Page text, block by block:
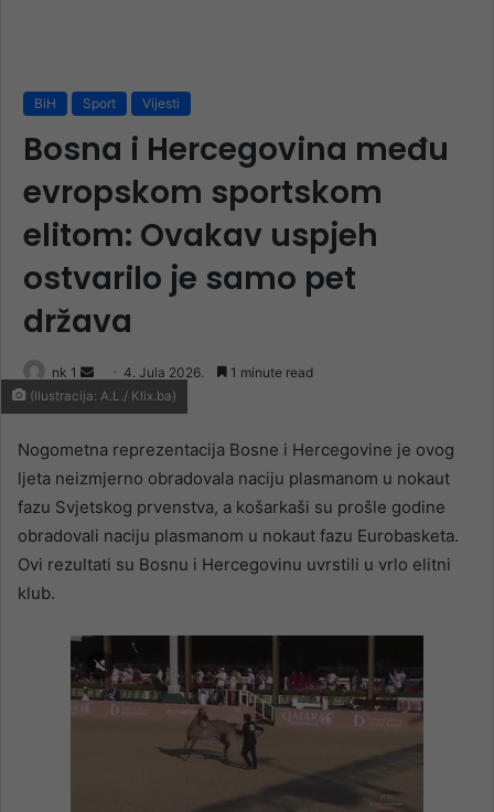
BiH Sport Vijesti
Bosna i Hercegovina među
evropskom sportskom
elitom: Ovakav uspjeh
ostvarilo je samo pet
država
nk 1
Send
an
4. Jula 2026. 1 minute read
(Ilustracija: A.L./ Klix.ba)
Nogometna reprezentacija Bosne i Hercegovine je ovog
ljeta neizmjerno obradovala naciju plasmanom u nokaut
fazu Svjetskog prvenstva, a košarkaši su prošle godine
obradovali naciju plasmanom u nokaut fazu Eurobasketa.
Ovi rezultati su Bosnu i Hercegovinu uvrstili u vrlo elitni
klub.